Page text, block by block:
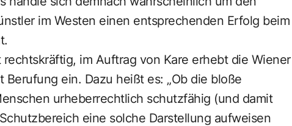
im Westen einen entsprechenden Erfolg beim
im Auftrag von Kare erhebt die Wiener
ein. Dazu heißt es: „Ob die bloße
urheberrechtlich schutzfähig (und damit
eine solche Darstellung aufweisen